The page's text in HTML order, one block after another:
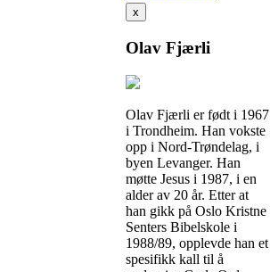
x
Olav Fjærli
Olav Fjærli er født i 1967
i Trondheim. Han vokste
opp i Nord-Trøndelag, i
byen Levanger. Han
møtte Jesus i 1987, i en
alder av 20 år. Etter at
han gikk på Oslo Kristne
Senters Bibelskole i
1988/89, opplevde han et
spesifikk kall til å